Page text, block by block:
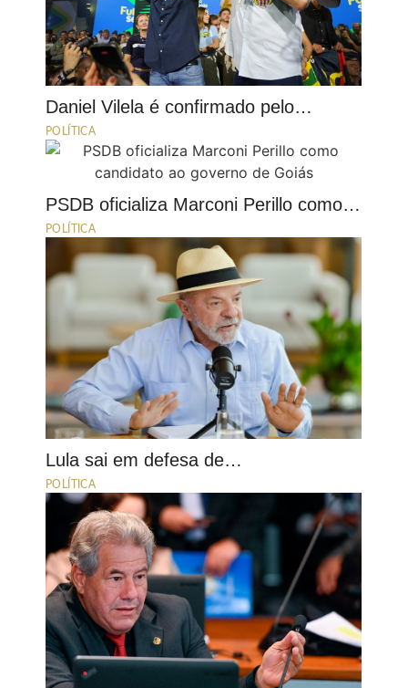
Daniel Vilela é confirmado pelo…
POLÍTICA
PSDB oficializa Marconi Perillo como…
POLÍTICA
Lula sai em defesa de…
POLÍTICA